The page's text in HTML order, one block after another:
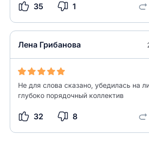
35 1
Лена Грибанова
Не для слова сказано, убедилась на
глубоко порядочный коллектив
32 8